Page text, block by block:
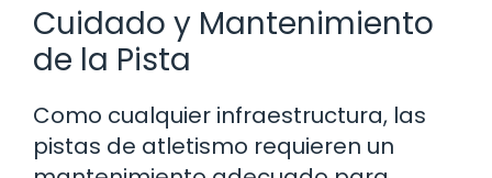
Cuidado y Mantenimiento
de la Pista
Como cualquier infraestructura, las
pistas de atletismo requieren un